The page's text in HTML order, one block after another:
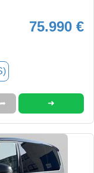
75.990 €
➦ ➜